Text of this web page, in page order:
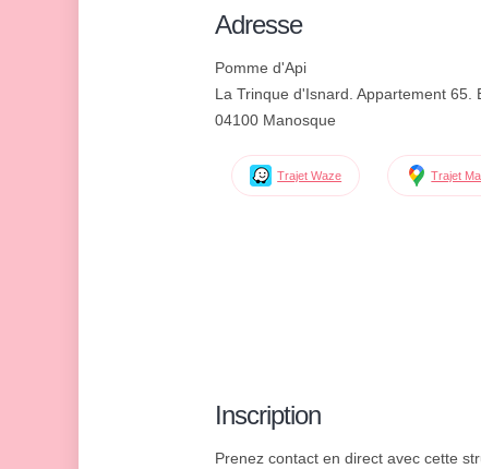
Adresse
Pomme d'Api
La Trinque d'Isnard. Appartement 65.
04100 Manosque
Trajet Waze Trajet
Inscription
Prenez contact en direct avec cette